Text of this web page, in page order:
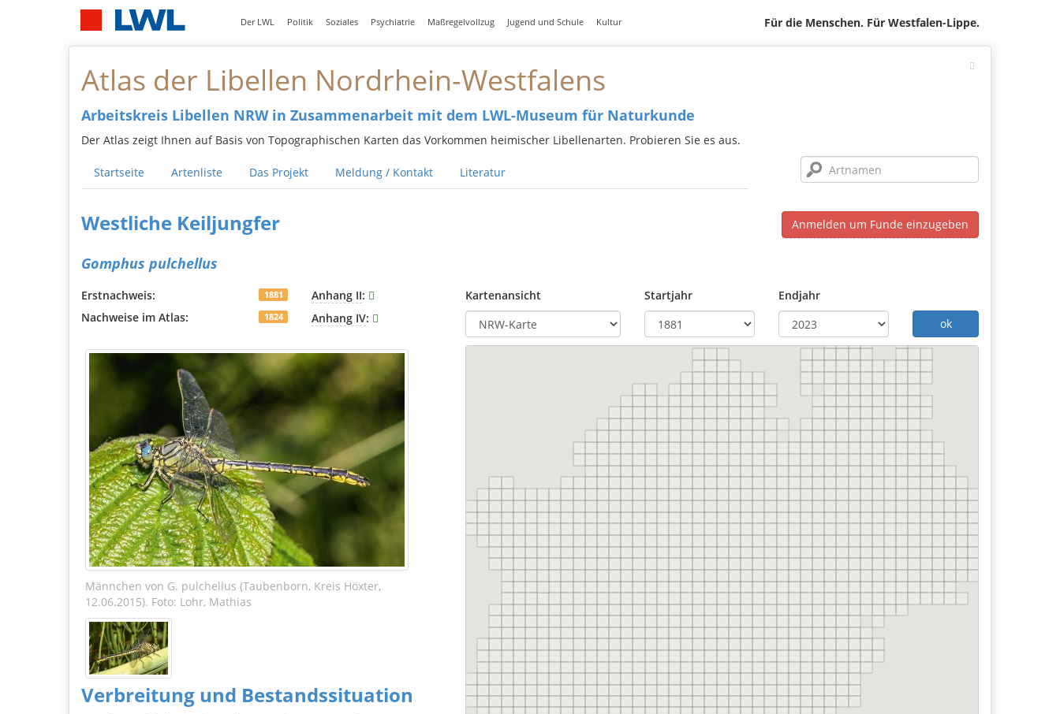
Der LWL Politik Soziales Psychiatrie Maßregelvollzug Jugend und Schule Kultur Für die Menschen. Für Westfalen-Lippe.
Atlas der Libellen Nordrhein-Westfalens
Arbeitskreis Libellen NRW in Zusammenarbeit mit dem LWL-Museum für Naturkunde
Der Atlas zeigt Ihnen auf Basis von Topographischen Karten das Vorkommen heimischer Libellenarten. Probieren Sie es aus.
Startseite Artenliste Das Projekt Meldung / Kontakt Literatur
Westliche Keiljungfer Anmelden um Funde einzugeben
Gomphus pulchellus
Erstnachweis: 1881
Nachweise im Atlas: 1824
Anhang II:
Anhang IV:
Kartenansicht Startjahr
Endjahr
ok
Männchen von G. pulchellus (Taubenborn, Kreis Höxter,
12.06.2015). Foto: Lohr, Mathias
Verbreitung und Bestandssituation